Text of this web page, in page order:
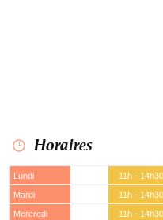
Horaires
Lundi 11h - 14h30
Mardi
11h - 14h30
Mercredi
11h - 14h30